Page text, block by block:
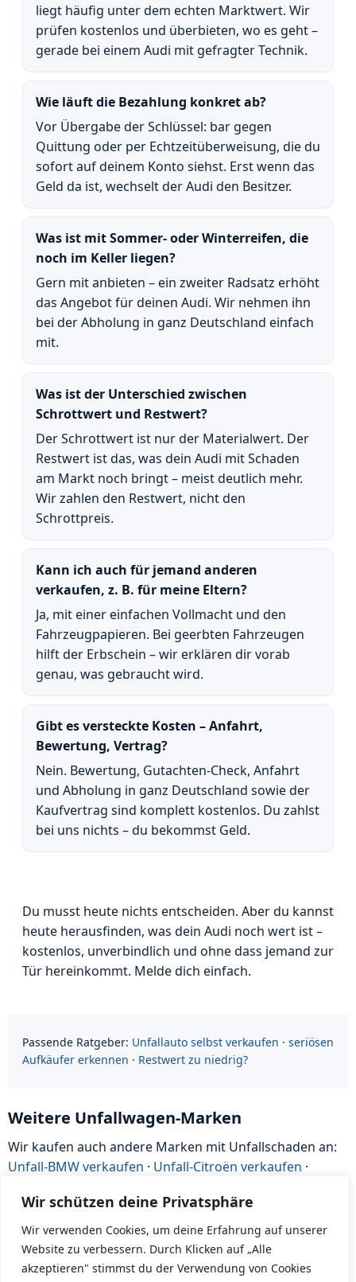
Wir schützen deine Privatsphäre
Wir verwenden Cookies, um deine Erfahrung auf unserer
Website zu verbessern. Durch Klicken auf „Alle
akzeptieren" stimmst du der Verwendung von Cookies
liegt häufig unter dem echten Marktwert. Wir
prüfen kostenlos und überbieten, wo es geht –
gerade bei einem Audi mit gefragter Technik.
Wie läuft die Bezahlung konkret ab?
Vor Übergabe der Schlüssel: bar gegen
Quittung oder per Echtzeitüberweisung, die du
sofort auf deinem Konto siehst. Erst wenn das
Geld da ist, wechselt der Audi den Besitzer.
Was ist mit Sommer- oder Winterreifen, die
noch im Keller liegen?
Gern mit anbieten – ein zweiter Radsatz erhöht
das Angebot für deinen Audi. Wir nehmen ihn
bei der Abholung in ganz Deutschland einfach
mit.
Was ist der Unterschied zwischen
Schrottwert und Restwert?
Der Schrottwert ist nur der Materialwert. Der
Restwert ist das, was dein Audi mit Schaden
am Markt noch bringt – meist deutlich mehr.
Wir zahlen den Restwert, nicht den
Schrottpreis.
Kann ich auch für jemand anderen
verkaufen, z. B. für meine Eltern?
Ja, mit einer einfachen Vollmacht und den
Fahrzeugpapieren. Bei geerbten Fahrzeugen
hilft der Erbschein – wir erklären dir vorab
genau, was gebraucht wird.
Gibt es versteckte Kosten – Anfahrt,
Bewertung, Vertrag?
Nein. Bewertung, Gutachten-Check, Anfahrt
und Abholung in ganz Deutschland sowie der
Kaufvertrag sind komplett kostenlos. Du zahlst
bei uns nichts – du bekommst Geld.
Du musst heute nichts entscheiden. Aber du kannst
heute herausfinden, was dein Audi noch wert ist –
kostenlos, unverbindlich und ohne dass jemand zur
Tür hereinkommt. Melde dich einfach.
Passende Ratgeber: Unfallauto selbst verkaufen · seriösen
Aufkäufer erkennen · Restwert zu niedrig?
Weitere Unfallwagen-Marken
Wir kaufen auch andere Marken mit Unfallschaden an:
Unfall-BMW verkaufen · Unfall-Citroën verkaufen ·
Ford verkaufen·Unfall-Honda verkaufen
Unfallauto verkaufen